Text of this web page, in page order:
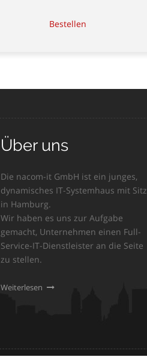
Bestellen
Über uns
Die nacom-it GmbH ist ein junges,
dynamisches IT-Systemhaus mit Sitz
in Hamburg.
Wir haben es uns zur Aufgabe
gemacht, Unternehmen einen Full-
Service-IT-Dienstleister an die Seite
zu stellen.
Weiterlesen